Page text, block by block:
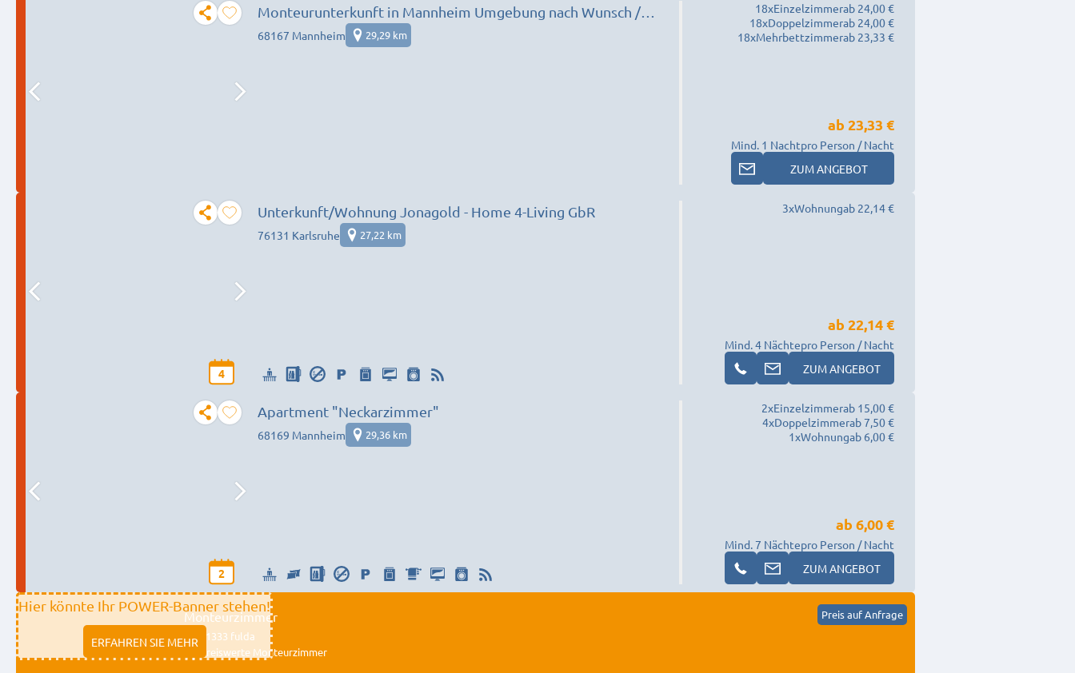
Monteurunterkunft in Mannheim Umgebung nach Wunsch /
Bedürfnis
68167 Mannheim 29,29 km
18xEinzelzimmerab 24,00 €
18xDoppelzimmerab 24,00 €
18xMehrbettzimmerab 23,33 €
Mind. 1 Nacht
ab 23,33 €
pro Person / Nacht
ZUM ANGEBOT
4
Unterkunft/Wohnung Jonagold - Home 4-Living GbR
76131 Karlsruhe 27,22 km
3xWohnungab 22,14 €
Mind. 4 Nächte
ab 22,14 €
pro Person / Nacht
ZUM ANGEBOT
2
Apartment "Neckarzimmer"
68169 Mannheim 29,36 km
2xEinzelzimmerab 15,00 €
4xDoppelzimmerab 7,50 €
1xWohnungab 6,00 €
Mind. 7 Nächte
ab 6,00 €
pro Person / Nacht
ZUM ANGEBOT
Hier könnte Ihr POWER-Banner stehen!
ERFAHREN SIE MEHR
Monteurzimmer
Preis auf Anfrage
11333 fulda
Preiswerte Monteurzimmer